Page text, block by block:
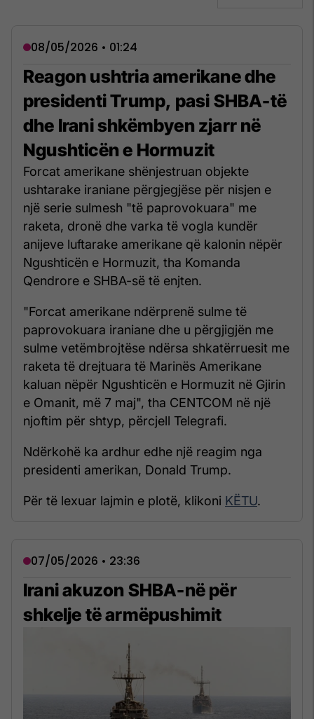
08/05/2026 • 01:24
Reagon ushtria amerikane dhe
presidenti Trump, pasi SHBA-të
dhe Irani shkëmbyen zjarr në
Ngushticën e Hormuzit
Forcat amerikane shënjestruan objekte
ushtarake iraniane përgjegjëse për nisjen e
një serie sulmesh "të paprovokuara" me
raketa, dronë dhe varka të vogla kundër
anijeve luftarake amerikane që kalonin nëpër
Ngushticën e Hormuzit, tha Komanda
Qendrore e SHBA-së të enjten.
"Forcat amerikane ndërprenë sulme të
paprovokuara iraniane dhe u përgjigjën me
sulme vetëmbrojtëse ndërsa shkatërruesit me
raketa të drejtuara të Marinës Amerikane
kaluan nëpër Ngushticën e Hormuzit në Gjirin
e Omanit, më 7 maj", tha CENTCOM në një
njoftim për shtyp, përcjell Telegrafi.
Ndërkohë ka ardhur edhe një reagim nga
presidenti amerikan, Donald Trump.
Për të lexuar lajmin e plotë, klikoni KËTU.
07/05/2026 • 23:36
Irani akuzon SHBA-në për
shkelje të armëpushimit